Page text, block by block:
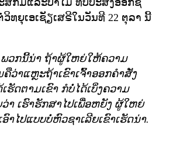
ທຍຸເອເຊັຽເສຣີໃນວັນທີ 22 ຕຸລາ ນີ້
ພວກນີ້ນ່າ ຖ້າຜູ້ໃຫຍ່ໃຫ້ຄວາມ
ຄືວ່າແຫຼະຖ້າເຂົາເຈົ້າອອກຄຳສັ່ງ
ຮັດຕາມເຂົາ ກໍບໍ່ໄດ້ເບິ່ງຄວາມ
ວ່າ ເຮົາຮັກສາໄປເພື່ອຫຍັງ ຜູ້ໃຫຍ່
າໄປແບບບໍ່ຫົວຊາເລີຍເຂົາເຮັດນ່າ.